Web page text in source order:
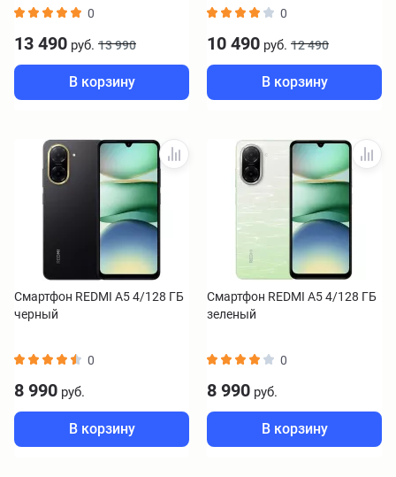
0
13 490 руб. 13 990
В корзину
0
10 490 руб. 12 490
В корзину
Смартфон REDMI A5 4/128 ГБ
черный
0
8 990 руб.
В корзину
Смартфон REDMI A5 4/128 ГБ
зеленый
0
8 990 руб.
В корзину